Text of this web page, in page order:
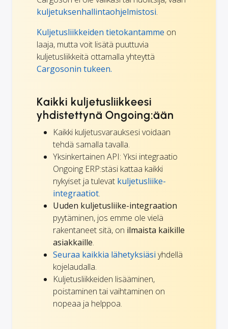
kuljetuksenhallintaohjelmistosi.
Kuljetusliikkeiden tietokantamme on
laaja, mutta voit lisätä puuttuvia
kuljetusliikkeitä ottamalla yhteyttä
Cargosonin tukeen.
Kaikki kuljetusliikkeesi
yhdistettynä Ongoing:ään
Kaikki kuljetusvarauksesi voidaan
tehdä samalla tavalla.
Yksinkertainen API: Yksi integraatio
Ongoing ERP:stäsi kattaa kaikki
nykyiset ja tulevat kuljetusliike-
integraatiot.
Uuden kuljetusliike-integraation
pyytäminen, jos emme ole vielä
rakentaneet sitä, on ilmaista kaikille
asiakkaille.
Seuraa kaikkia lähetyksiäsi yhdellä
kojelaudalla.
Kuljetusliikkeiden lisääminen,
poistaminen tai vaihtaminen on
nopeaa ja helppoa.